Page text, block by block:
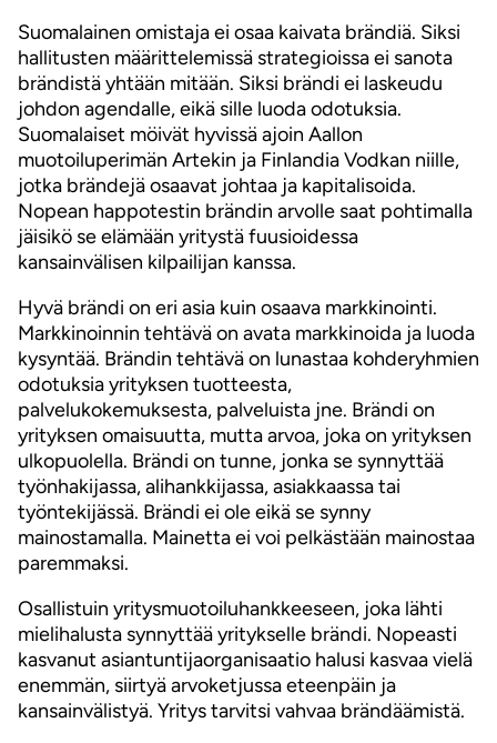
Suomalainen omistaja ei osaa kaivata brändiä. Siksi
hallitusten määrittelemissä strategioissa ei sanota
brändistä yhtään mitään. Siksi brändi ei laskeudu
johdon agendalle, eikä sille luoda odotuksia.
Suomalaiset möivät hyvissä ajoin Aallon
muotoiluperimän Artekin ja Finlandia Vodkan niille,
jotka brändejä osaavat johtaa ja kapitalisoida.
Nopean happotestin brändin arvolle saat pohtimalla
jäisikö se elämään yritystä fuusioidessa
kansainvälisen kilpailijan kanssa.
Hyvä brändi on eri asia kuin osaava markkinointi.
Markkinoinnin tehtävä on avata markkinoida ja luoda
kysyntää. Brändin tehtävä on lunastaa kohderyhmien
odotuksia yrityksen tuotteesta,
palvelukokemuksesta, palveluista jne. Brändi on
yrityksen omaisuutta, mutta arvoa, joka on yrityksen
ulkopuolella. Brändi on tunne, jonka se synnyttää
työnhakijassa, alihankkijassa, asiakkaassa tai
työntekijässä. Brändi ei ole eikä se synny
mainostamalla. Mainetta ei voi pelkästään mainostaa
paremmaksi.
Osallistuin yritysmuotoiluhankkeeseen, joka lähti
mielihalusta synnyttää yritykselle brändi. Nopeasti
kasvanut asiantuntijaorganisaatio halusi kasvaa vielä
enemmän, siirtyä arvoketjussa eteenpäin ja
kansainvälistyä. Yritys tarvitsi vahvaa brändäämistä.